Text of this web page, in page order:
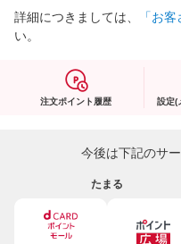
詳細につきましては、
「お
い。
注文ポイント履歴 設定(
今後は下記のサ
たまる